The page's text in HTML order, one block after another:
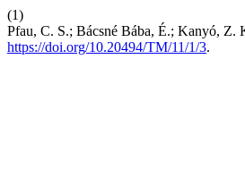
(1)
Pfau, C. S.; Bácsné Bába, É.; Kanyó, Z.
https://doi.org/10.20494/TM/11/1/3.